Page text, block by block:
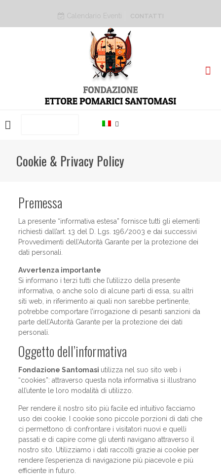
Calendario Eventi CONTATTI
Cookie & Privacy Policy
Premessa
La presente “informativa estesa” fornisce tutti gli elementi
richiesti dall’art. 13 del D. Lgs. 196/2003 e dai successivi
Provvedimenti dell’Autorità Garante per la protezione dei
dati personali.
Avvertenza importante
Si informano i terzi tutti che l’utilizzo della presente
informativa, o anche solo di alcune parti di essa, su altri
siti web, in riferimento ai quali non sarebbe pertinente,
potrebbe comportare l’irrogazione di pesanti sanzioni da
parte dell’Autorità Garante per la protezione dei dati
personali.
Oggetto dell’informativa
Fondazione Santomasi utilizza nel suo sito web i
“cookies”: attraverso questa nota informativa si illustrano
all’utente le loro modalità di utilizzo.
Per rendere il nostro sito più facile ed intuitivo facciamo
uso dei cookie. I cookie sono piccole porzioni di dati che
ci permettono di confrontare i visitatori nuovi e quelli
passati e di capire come gli utenti navigano attraverso il
nostro sito. Utilizziamo i dati raccolti grazie ai cookie per
rendere l’esperienza di navigazione più piacevole e più
efficiente in futuro.